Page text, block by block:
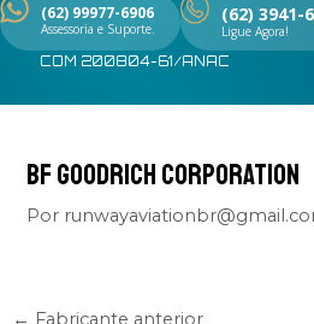
(62) 99977-6906
Assessoria e Suporte.
(62) 3941-
Ligue Agora!
COM 200804-61/ANAC
BF GOODRICH CORPORATION
Por
← Fabricante anterior